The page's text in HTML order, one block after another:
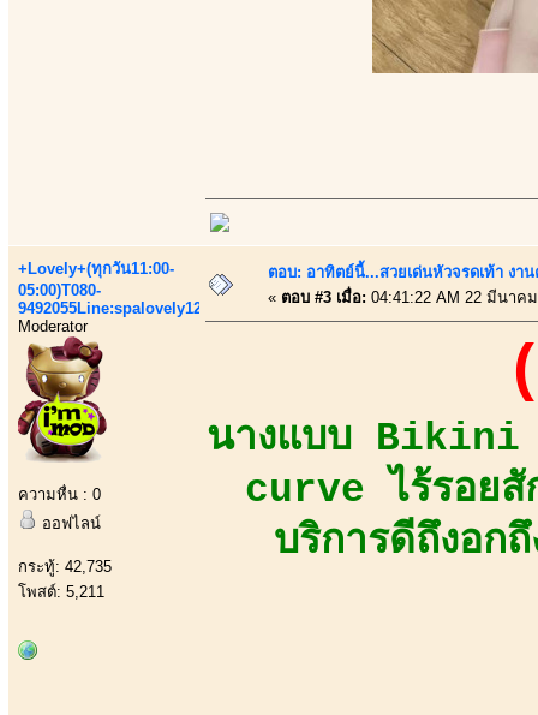
+Lovely+(ทุกวัน11:00-
05:00)T080-
9492055Line:spalovely123
Moderator
ความหื่น : 0
ออฟไลน์
กระทู้: 42,735
โพสต์: 5,211
ตอบ: อาทิตย์นี้...สวยเด่นหัวจรดเท้า งา
« ตอบ #3 เมื่อ: 04:41:22 AM 22 มีนาค
นางแบบ Bikini
curve ไร้รอยสั
บริการดีถึงอก